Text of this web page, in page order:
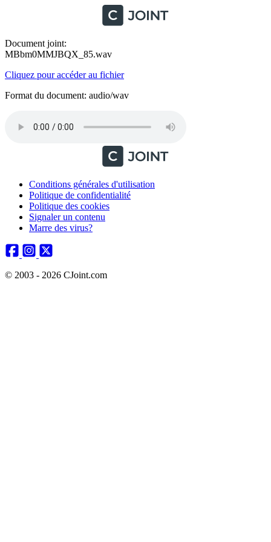
Document joint:
MBbm0MMJBQX_85.wav
Cliquez pour accéder au fichier
Format du document: audio/wav
Conditions générales d'utilisation
Politique de confidentialité
Politique des cookies
Signaler un contenu
Marre des virus?
© 2003 - 2026 CJoint.com